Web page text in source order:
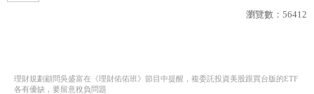
瀏覽數： 56412
理財規劃顧問吳盛富在《理財佑佑班》節目中提醒，複委託投資美股跟買台版的ETF
各有優缺，要留意稅負問題